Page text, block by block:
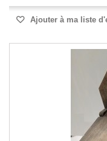
Ajouter à ma liste